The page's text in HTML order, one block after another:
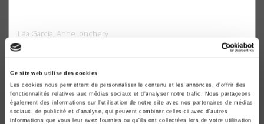
Ce site web utilise des cookies
Les cookies nous permettent de personnaliser le contenu et les annonces, d'offrir des
fonctionnalités relatives aux médias sociaux et d'analyser notre trafic. Nous partageons
également des informations sur l'utilisation de notre site avec nos partenaires de médias
sociaux, de publicité et d'analyse, qui peuvent combiner celles-ci avec d'autres
informations que vous leur avez fournies ou qu'ils ont collectées lors de votre utilisation
Léa Garcia, Anne Jonchery